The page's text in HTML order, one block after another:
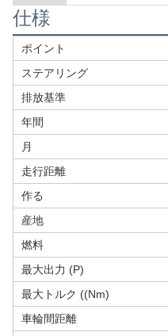
仕様
ポイント
ステアリング
排放基準
年間
月
走行距離
作る
産地
燃料
最大出力 (P)
最大トルク ((Nm)
車輪間距離